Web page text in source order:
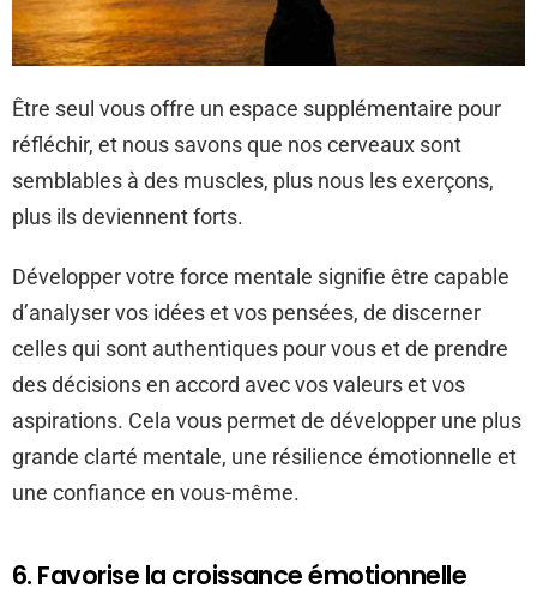
Être seul vous offre un espace supplémentaire pour
réfléchir, et nous savons que nos cerveaux sont
semblables à des muscles, plus nous les exerçons,
plus ils deviennent forts.
Développer votre force mentale signifie être capable
d’analyser vos idées et vos pensées, de discerner
celles qui sont authentiques pour vous et de prendre
des décisions en accord avec vos valeurs et vos
aspirations. Cela vous permet de développer une plus
grande clarté mentale, une résilience émotionnelle et
une confiance en vous-même.
6. Favorise la croissance émotionnelle